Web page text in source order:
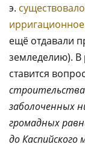
э.
ещё отдавали
земледелию). В
ставится
заболоченных
громадных
до Каспийского